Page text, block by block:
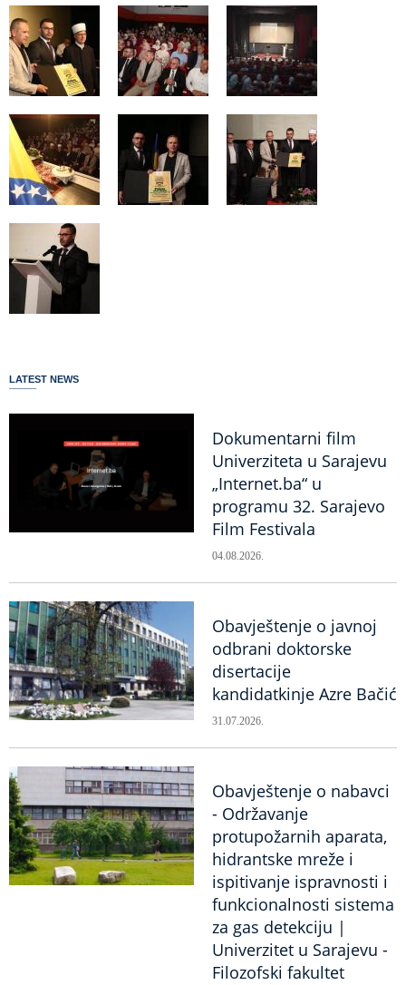
LATEST NEWS
Dokumentarni film
Univerziteta u Sarajevu
„Internet.ba“ u
programu 32. Sarajevo
Film Festivala
04.08.2026.
Obavještenje o javnoj
odbrani doktorske
disertacije
kandidatkinje Azre Bačić
31.07.2026.
Obavještenje o nabavci
- Održavanje
protupožarnih aparata,
hidrantske mreže i
ispitivanje ispravnosti i
funkcionalnosti sistema
za gas detekciju |
Univerzitet u Sarajevu -
Filozofski fakultet